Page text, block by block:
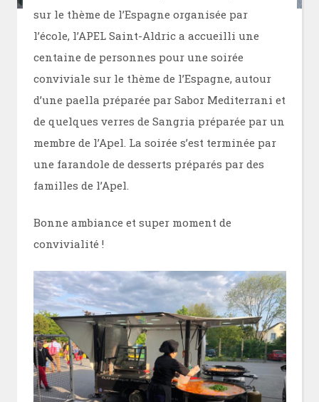
sur le thème de l’Espagne organisée par
l’école, l’APEL Saint-Aldric a accueilli une
centaine de personnes pour une soirée
conviviale sur le thème de l’Espagne, autour
d’une paella préparée par Sabor Mediterrani et
de quelques verres de Sangria préparée par un
membre de l’Apel. La soirée s’est terminée par
une farandole de desserts préparés par des
familles de l’Apel.
Bonne ambiance et super moment de
convivialité !